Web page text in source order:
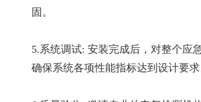
固。
5.系统调试: 安装完成后，对整个应
确保系统各项性能指标达到设计要求